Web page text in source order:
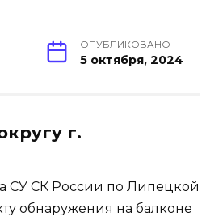
ОПУБЛИКОВАНО
5 октября, 2024
г.
СУ СК России по Липецкой
обнаружения на балконе